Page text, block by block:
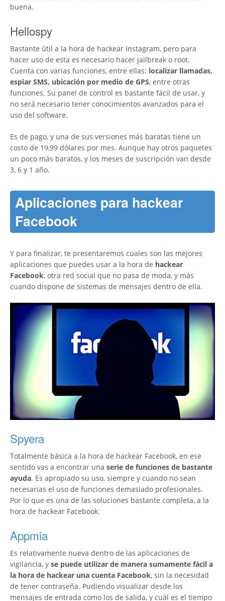
buena.
Hellospy
Bastante útil a la hora de hackear Instagram, pero para
hacer uso de esta es necesario hacer jailbreak o root.
Cuenta con varias funciones, entre ellas: localizar llamadas,
espiar SMS, ubicación por medio de GPS, entre otras
funciones. Su panel de control es bastante fácil de usar, y
no será necesario tener conocimientos avanzados para el
uso del software.
Es de pago, y una de sus versiones más baratas tiene un
costo de 19,99 dólares por mes. Aunque hay otros paquetes
un poco más baratos, y los meses de suscripción van desde
3, 6 y 1 año.
Aplicaciones para hackear
Facebook
Y para finalizar, te presentaremos cuales son las mejores
aplicaciones que puedes usar a la hora de hackear
Facebook, otra red social que no pasa de moda, y más
cuando dispone de sistemas de mensajes dentro de ella.
Spyera
Totalmente básica a la hora de hackear Facebook, en ese
sentido vas a encontrar una serie de funciones de bastante
ayuda. Es apropiado su uso, siempre y cuando no sean
necesarias el uso de funciones demasiado profesionales.
Por lo que es una de las soluciones bastante completa, a la
hora de hackear Facebook.
Appmia
Es relativamente nueva dentro de las aplicaciones de
vigilancia, y se puede utilizar de manera sumamente fácil a
la hora de hackear una cuenta Facebook, sin la necesidad
de tener contraseña. Pudiendo visualizar desde los
mensajes de entrada como los de salida, y cuál es el tiempo